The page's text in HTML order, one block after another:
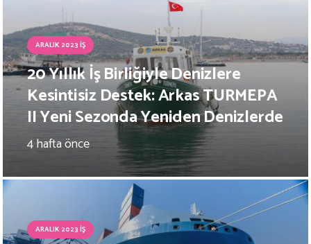
ARALIK 2023 İŞ
20 Yıllık İş Birliğiyle Denizlere
Kesintisiz Destek: Arkas TURMEPA
II Yeni Sezonda Yeniden Denizlerde
4 hafta önce
ARALIK 2023 İŞ